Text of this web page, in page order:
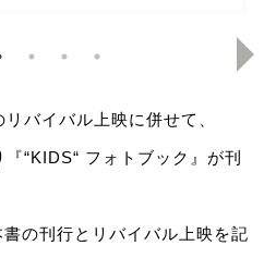
バイバル上映に併せて、
“KIDS“ フォトブック』が刊
の刊行とリバイバル上映を記